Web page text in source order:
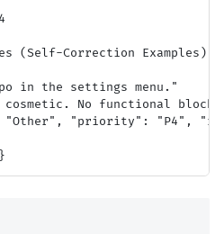
(Self-Correction Examples)
in the settings menu."
cosmetic. No functional
"priority": "P4",